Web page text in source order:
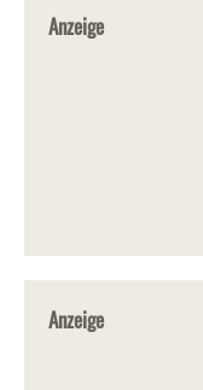
Anzeige
Anzeige